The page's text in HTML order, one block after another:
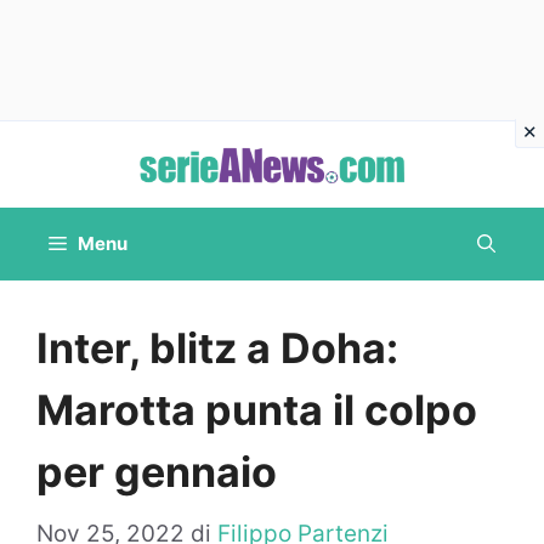
contenuto
Menu
Inter, blitz a Doha:
Marotta punta il colpo
per gennaio
Nov 25, 2022 di Filippo Partenzi